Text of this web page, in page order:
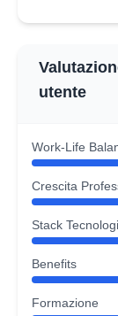
utente
Work-Life
Crescita
Stack
Benefits
Formazione